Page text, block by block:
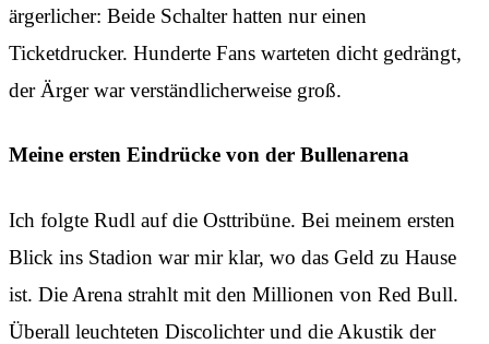
ärgerlicher: Beide Schalter hatten nur einen
Ticketdrucker. Hunderte Fans warteten dicht gedrängt,
der Ärger war verständlicherweise groß.
Meine ersten Eindrücke von der Bullenarena
Ich folgte Rudl auf die Osttribüne. Bei meinem ersten
Blick ins Stadion war mir klar, wo das Geld zu Hause
ist. Die Arena strahlt mit den Millionen von Red Bull.
Überall leuchteten Discolichter und die Akustik der